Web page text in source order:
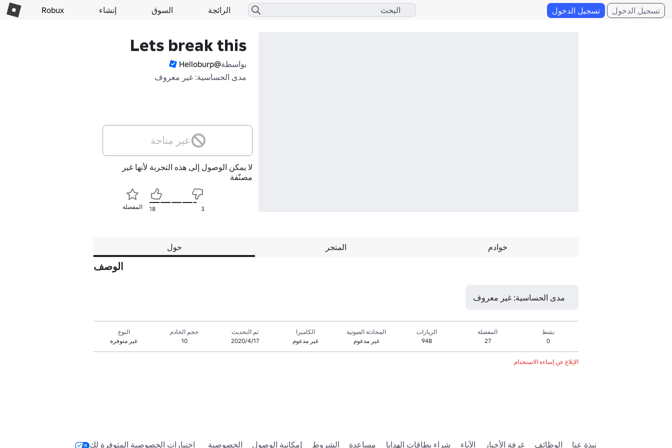
الرائجة السوق إنشاء Robux تسجيل الدخول تسجيل الدخول
Lets break this
بواسطة@Helloburp
مدى الحساسية: غير معروف
غير متاحة
لا يمكن الوصول إلى هذه التجربة لأنها غير
مصنّفة
المفضلة 18 3
حول المتجر خوادم
الوصف
مدى الحساسية: غير معروف
نشط
0
المفضلة
27
الزيارات
948
المحادثة الصوتية
غير مدعوم
الكاميرا
غير مدعوم
تم التحديث
17‏/4‏/2020
حجم الخادم
10
النوع
غير متوفرة
الإبلاغ عن إساءة الاستخدام
نبذة عنا الوظائف غرفة الأخبار الآباء شراء بطاقات الهدايا مساعدة الشروط إمكانية الوصول الخصوصية اختيارات الخصوصية المتوفرة لك